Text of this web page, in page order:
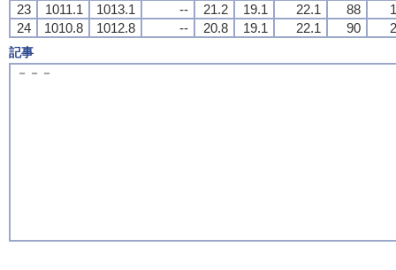
23
1011.1 1013.1 -- 21.2 19.1 22.1 88
24
1010.8 1012.8 -- 20.8 19.1 22.1 90
記事
－－－